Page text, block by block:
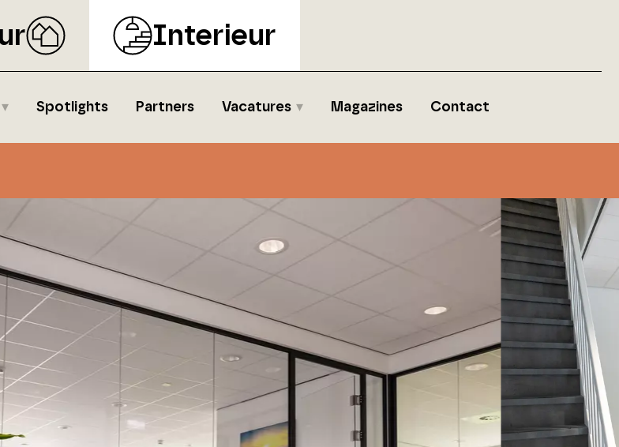
Interieur
Spotlights Partners Vacatures Magazines Contact